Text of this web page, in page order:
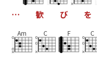
… 歓 び を
Am C F C